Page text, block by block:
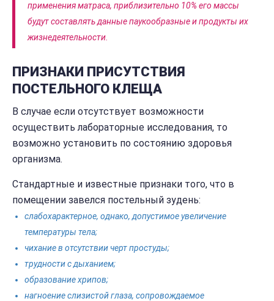
применения матраса, приблизительно 10% его массы
будут составлять данные паукообразные и продукты их
жизнедеятельности.
ПРИЗНАКИ ПРИСУТСТВИЯ
ПОСТЕЛЬНОГО КЛЕЩА
В случае если отсутствует возможности
осуществить лабораторные исследования, то
возможно установить по состоянию здоровья
организма.
Стандартные и известные признаки того, что в
помещении завелся постельный зудень:
слабохарактерное, однако, допустимое увеличение
температуры тела;
чихание в отсутствии черт простуды;
трудности с дыханием;
образование хрипов;
нагноение слизистой глаза, сопровождаемое